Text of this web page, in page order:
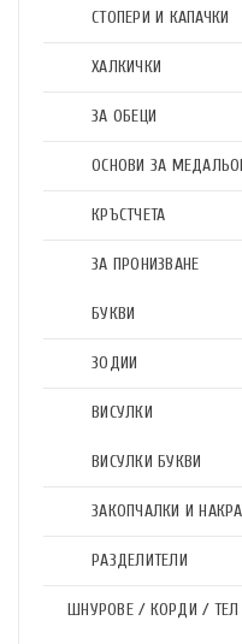
СТОПЕРИ И КАПАЧКИ
ХАЛКИЧКИ
ЗА ОБЕЦИ
ОСНОВИ ЗА
КРЪСТЧЕТА
ЗА ПРОНИЗВАНЕ
БУКВИ
ЗОДИИ
ВИСУЛКИ
ВИСУЛКИ БУКВИ
ЗАКОПЧАЛКИ И
РАЗДЕЛИТЕЛИ
ШНУРОВЕ / КОРДИ / ТЕЛ